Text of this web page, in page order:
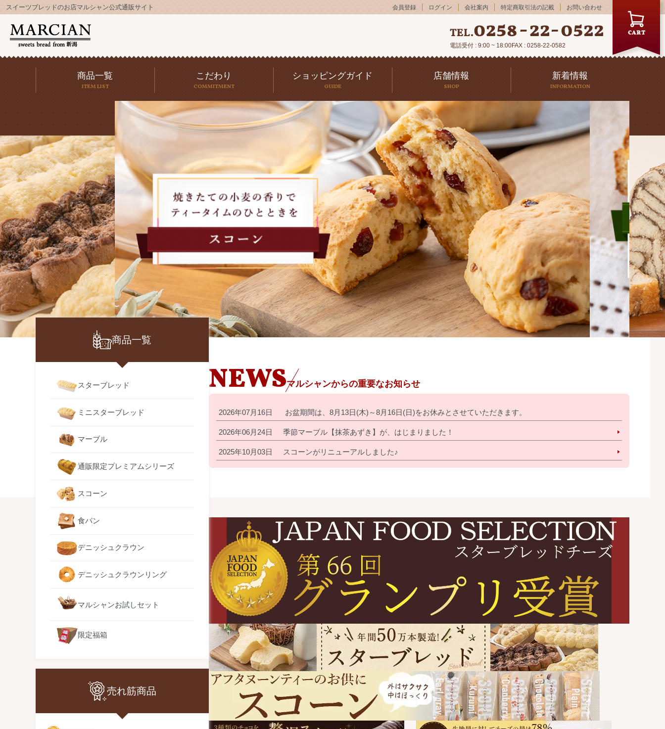
スイーツブレッドのお店マルシャン公式通販サイト 会員登録 ログイン 会社案内 特定商取引法の記載 お問い合わせ
電話受付 : 9:00 ~ 18:00FAX : 0258-22-0582
商品一覧
ITEM LIST
こだわり
COMMITMENT
ショッピングガイド
GUIDE
店舗情報
SHOP
新着情報
INFORMATION
NEWSマルシャンからの重要なお知らせ
2026年07月16日 お盆期間は、8月13日(木)～8月16日(日)をお休みとさせていただきます。
2026年06月24日 季節マーブル【抹茶あずき】が、はじまりました！
2025年10月03日 スコーンがリニューアルしました♪
商品一覧
スターブレッド
ミニスターブレッド
マーブル
通販限定プレミアムシリーズ
スコーン
食パン
デニッシュクラウン
デニッシュクラウンリング
マルシャンお試しセット
限定福箱
売れ筋商品